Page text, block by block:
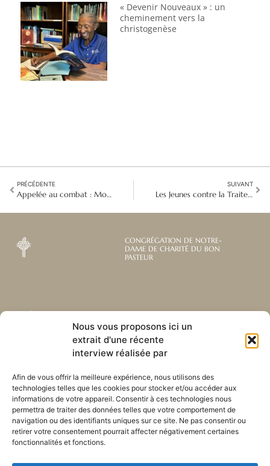
Nous vous proposons ici un
extrait d'une récente
interview réalisée par
Afin de vous offrir la meilleure expérience, nous utilisons des
technologies telles que les cookies pour stocker et/ou accéder aux
informations de votre appareil. Consentir à ces technologies nous
permettra de traiter des données telles que votre comportement de
navigation ou des identifiants uniques sur ce site. Ne pas consentir ou
retirer votre consentement pourrait affecter négativement certaines
fonctionnalités et fonctions.
« Devenir Nouveaux » : un
cheminement vers la
christogenèse
PRÉCÉDENTE
Appelée au combat : Mon parcours d'activiste politique comme sœur aux Philippines
SUIVANT
Les Jeunes contre la Traite des êtres humains : De la formation à Pretoria à l'action à Hébron
CONGRÉGATION DE NOTRE-
DAME DE CHARITÉ DU BON
PASTEUR
Abonnez-vous à notre
newsletter mensuelle
Recevez les dernières nouvelles
nos ministères à travers le monde.
S'ABONNER
Liens utiles
Envoyez-nous votre
Plan du site